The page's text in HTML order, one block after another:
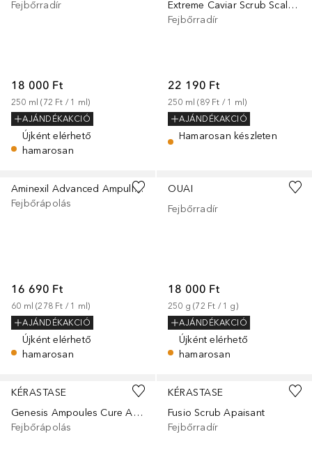
Fejbőrradír
18 000 Ft
250 ml (72 Ft / 1 ml)
AJÁNDÉKAKCIÓ
Újként elérhető
hamarosan
Extreme Caviar Scrub Scalp Mask
Fejbőrradír
22 190 Ft
250 ml (89 Ft / 1 ml)
AJÁNDÉKAKCIÓ
Hamarosan készleten
Aminexil Advanced Ampulla 10 X 6 ML
Fejbőrápolás
16 690 Ft
60 ml (278 Ft / 1 ml)
AJÁNDÉKAKCIÓ
Újként elérhető
hamarosan
OUAI
Fejbőrradír
18 000 Ft
250 g (72 Ft / 1 g)
AJÁNDÉKAKCIÓ
Újként elérhető
hamarosan
KÉRASTASE
Genesis Ampoules Cure Anti-Chute Fortifiantes
Fejbőrápolás
KÉRASTASE
Fusio Scrub Apaisant
Fejbőrradír